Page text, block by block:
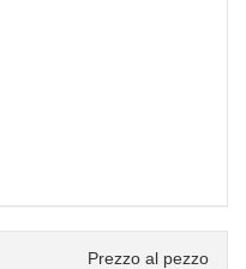
Prezzo al pezzo